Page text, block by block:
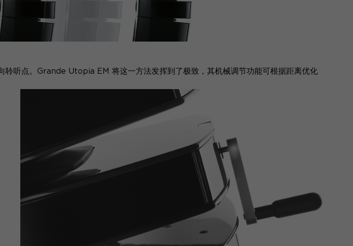
听点。Grande Utopia EM 将这一方法发挥到了极致，其机械调节功能可根据距离优化